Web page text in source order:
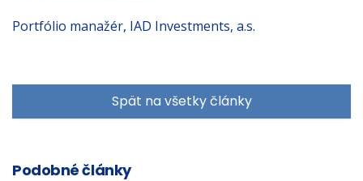
Portfólio manažér, IAD Investments, a.s.
Spät na všetky články
Podobné články